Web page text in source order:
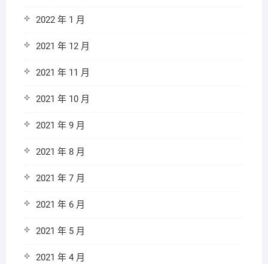
2022 年 1 月
2021 年 12 月
2021 年 11 月
2021 年 10 月
2021 年 9 月
2021 年 8 月
2021 年 7 月
2021 年 6 月
2021 年 5 月
2021 年 4 月